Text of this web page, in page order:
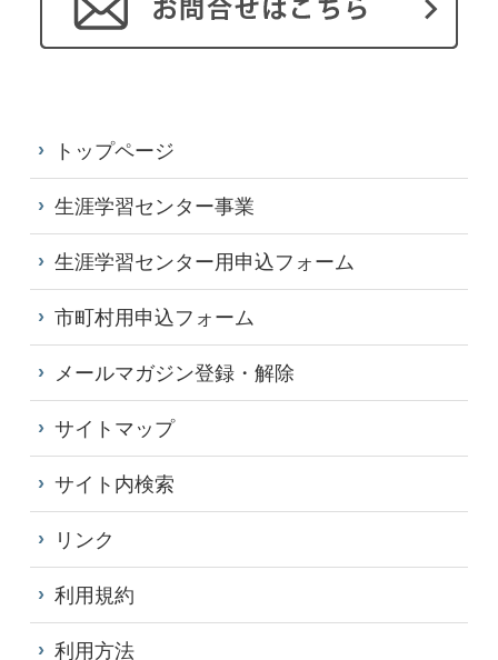
トップページ
生涯学習センター事業
生涯学習センター用申込フォーム
市町村用申込フォーム
メールマガジン登録・解除
サイトマップ
サイト内検索
リンク
利用規約
利用方法